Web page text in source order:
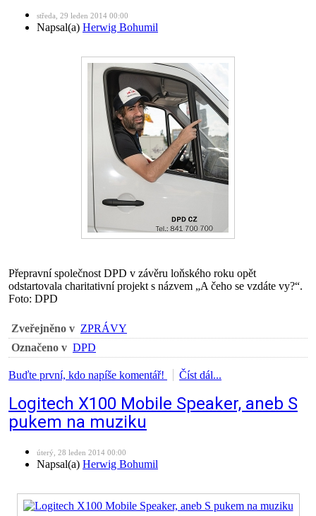
středa, 29 leden 2014 00:00
Napsal(a) Herwig Bohumil
Přepravní společnost DPD v závěru loňského roku opět
odstartovala charitativní projekt s názvem „A čeho se vzdáte vy?“.
Foto: DPD
Zveřejněno v ZPRÁVY
Označeno v DPD
Buďte první, kdo napíše komentář! Číst dál...
Logitech X100 Mobile Speaker, aneb S
pukem na muziku
úterý, 28 leden 2014 00:00
Napsal(a) Herwig Bohumil